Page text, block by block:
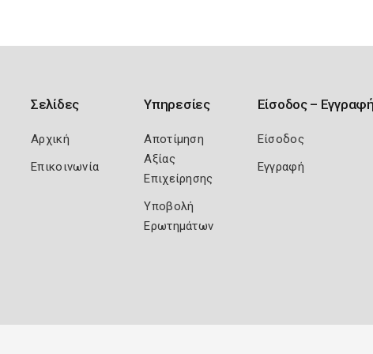
Σελίδες
Αρχική
Επικοινωνία
Υπηρεσίες
Αποτίμηση
Αξίας
Επιχείρησης
Υποβολή
Ερωτημάτων
Είσοδος – Εγγραφή
Είσοδος
Εγγραφή